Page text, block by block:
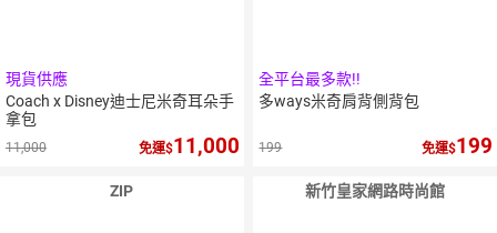
現貨供應
Coach x Disney迪士尼米奇耳朵手
拿包
11,000 免運 11,000
全平台最多款!!
多ways米奇肩背側背包
199 免運 199
ZIP 新竹皇家網路時尚館